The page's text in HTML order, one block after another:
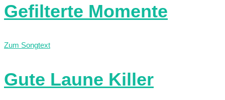
Gefilterte Momente
Zum Songtext
Gute Laune Killer